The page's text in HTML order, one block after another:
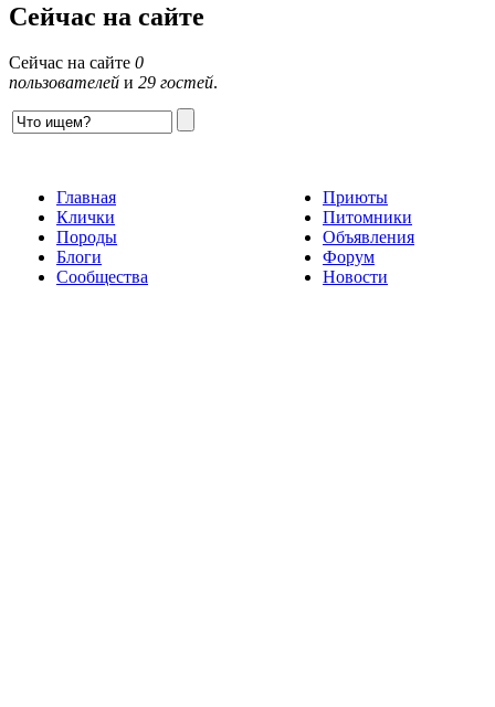
Сейчас на сайте
Сейчас на сайте 0
пользователей и 29 гостей.
Главная
Клички
Породы
Блоги
Сообщества
Приюты
Питомники
Объявления
Форум
Новости